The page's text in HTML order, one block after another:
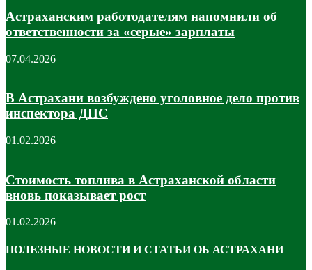
Астраханским работодателям напомнили об
ответственности за «серые» зарплаты
07.04.2026
В Астрахани возбуждено уголовное дело против
инспектора ДПС
01.02.2026
Стоимость топлива в Астраханской области
вновь показывает рост
01.02.2026
ПОЛЕЗНЫЕ НОВОСТИ И СТАТЬИ ОБ АСТРАХАНИ